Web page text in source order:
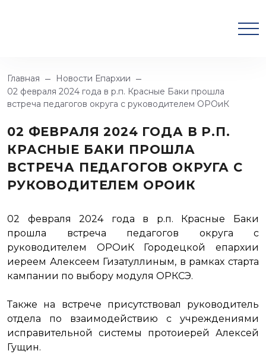
Главная
Новости Епархии
02 февраля 2024 года в р.п. Красные Баки прошла
встреча педагогов округа с руководителем ОРОиК
02 ФЕВРАЛЯ 2024 ГОДА В Р.П.
КРАСНЫЕ БАКИ ПРОШЛА
ВСТРЕЧА ПЕДАГОГОВ ОКРУГА С
РУКОВОДИТЕЛЕМ ОРОИК
02 февраля 2024 года в р.п. Красные Баки
прошла встреча педагогов округа с
руководителем ОРОиК Городецкой епархии
иереем Алексеем Гизатуллиным, в рамках старта
кампании по выбору модуля ОРКСЭ.
Также на встрече присутствовал руководитель
отдела по взаимодействию с учреждениями
исправительной системы протоиерей Алексей
Гущин.